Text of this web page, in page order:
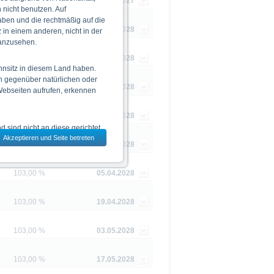
103,00 %
26.01.2028
09.02.2028
95,00 %
15.03.2028
22.03.2028
95,00 %
29.03.2028
103,00 %
05.04.2028
103,00 %
19.04.2028
103,00 %
03.05.2028
103,00 %
17.05.2028
benutzen. Auf
und die rechtmäßig auf die
einem anderen, nicht in der
in diesem Land haben.
gegenüber natürlichen oder
aufrufen, erkennen
sind nicht an diese gerichtet.
jeweils ausgewählten Land
den Wertpapieren
Endgültigen
einer Anlageentscheidung
Die Billigung des
Akzeptieren und Seite betreten